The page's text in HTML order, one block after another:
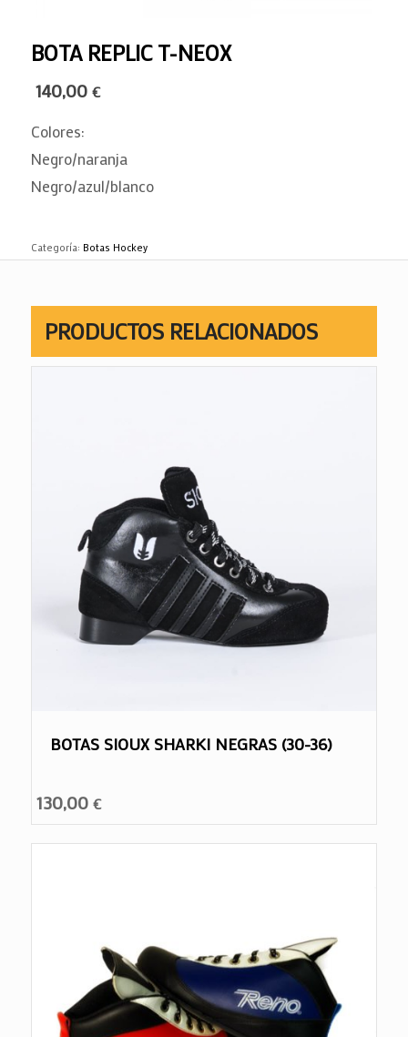
BOTA REPLIC T-NEOX
140,00 €
Colores:
Negro/naranja
Negro/azul/blanco
Categoría: Botas Hockey
PRODUCTOS RELACIONADOS
BOTAS SIOUX SHARKI NEGRAS (30-36)
130,00 €